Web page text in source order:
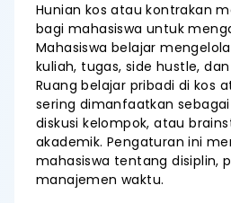
Hunian kos atau kontrakan
bagi mahasiswa untuk
Mahasiswa belajar
kuliah, tugas, side hustle,
Ruang belajar pribadi di kos
sering dimanfaatkan
diskusi kelompok, atau
akademik. Pengaturan ini
mahasiswa tentang disiplin,
manajemen waktu.